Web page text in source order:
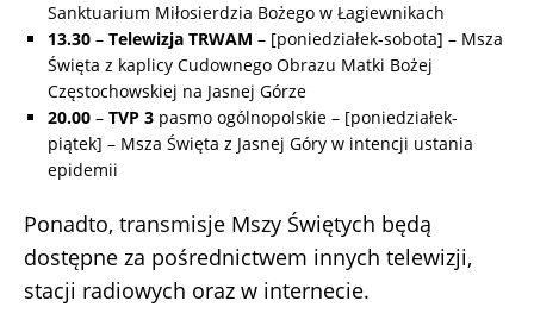
Sanktuarium Miłosierdzia Bożego w Łagiewnikach
13.30 – Telewizja TRWAM – [poniedziałek-sobota] – Msza
Święta z kaplicy Cudownego Obrazu Matki Bożej
Częstochowskiej na Jasnej Górze
20.00 – TVP 3 pasmo ogólnopolskie – [poniedziałek-
piątek] – Msza Święta z Jasnej Góry w intencji ustania
epidemii
Ponadto, transmisje Mszy Świętych będą
dostępne za pośrednictwem innych telewizji,
stacji radiowych oraz w internecie.